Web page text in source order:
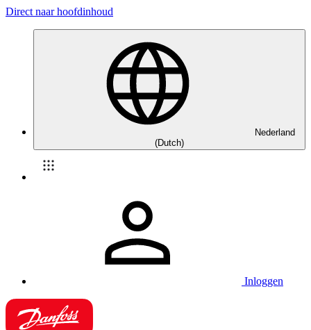
Direct naar hoofdinhoud
Nederland
(Dutch)
Inloggen